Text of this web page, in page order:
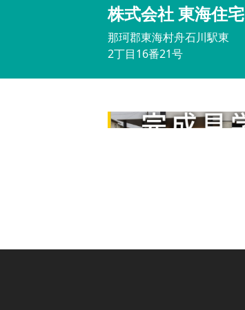
株式会社 東海住宅
那珂郡東海村舟石川駅東
2丁目16番21号
完成見学会